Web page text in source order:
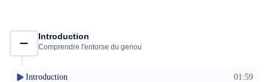
optimale. Il vous expliquera également les solutions et
traitements immédiats et différés, ceci en fonction des
Introduction
Comprendre l'entorse du genou
Introduction 01:59